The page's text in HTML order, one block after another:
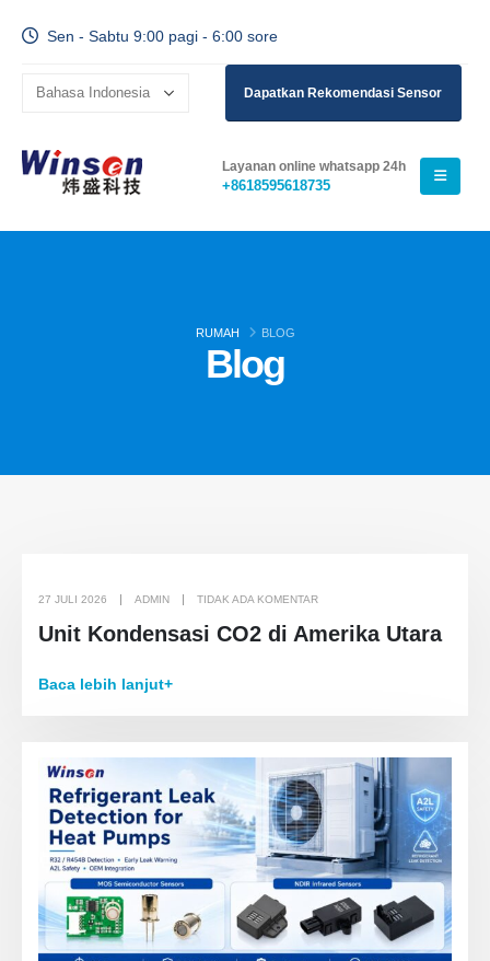
Sen - Sabtu 9:00 pagi - 6:00 sore
Dapatkan Rekomendasi Sensor
Layanan online whatsapp 24h
+8618595618735
RUMAH BLOG
Blog
27 JULI 2026 ADMIN TIDAK ADA KOMENTAR
Unit Kondensasi CO2 di Amerika Utara
Baca lebih lanjut+